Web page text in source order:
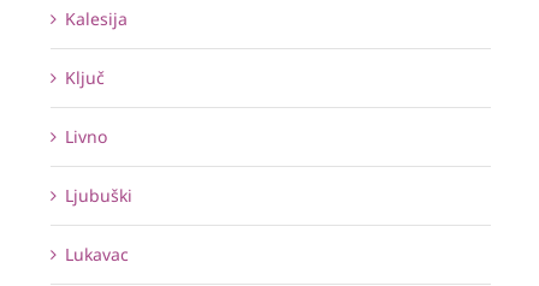
Kalesija
Ključ
Livno
Ljubuški
Lukavac